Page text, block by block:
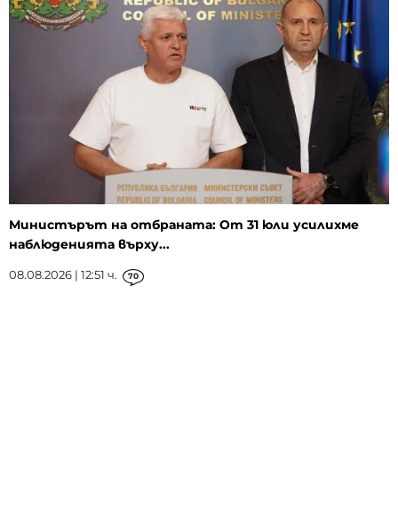
Министърът на отбраната: От 31 юли усилихме
наблюденията върху...
08.08.2026 | 12:51 ч. 70